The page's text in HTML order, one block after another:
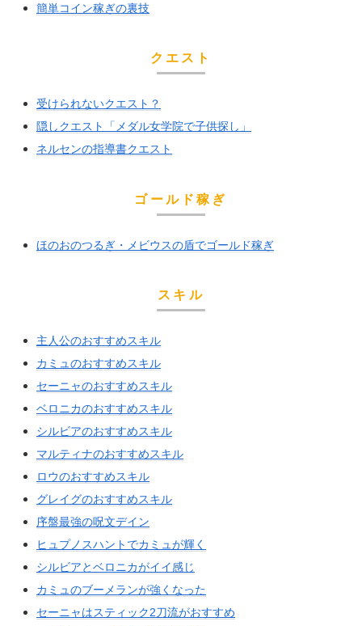
簡単コイン稼ぎの裏技
クエスト
受けられないクエスト？
隠しクエスト「メダル女学院で子供探し」
ネルセンの指導書クエスト
ゴールド稼ぎ
ほのおのつるぎ・メビウスの盾でゴールド稼ぎ
スキル
主人公のおすすめスキル
カミュのおすすめスキル
セーニャのおすすめスキル
ベロニカのおすすめスキル
シルビアのおすすめスキル
マルティナのおすすめスキル
ロウのおすすめスキル
グレイグのおすすめスキル
序盤最強の呪文デイン
ヒュプノスハントでカミュが輝く
シルビアとベロニカがイイ感じ
カミュのブーメランが強くなった
セーニャはスティック2刀流がおすすめ